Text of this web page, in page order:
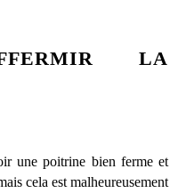
LA
une poitrine bien ferme et
cela est malheureusement